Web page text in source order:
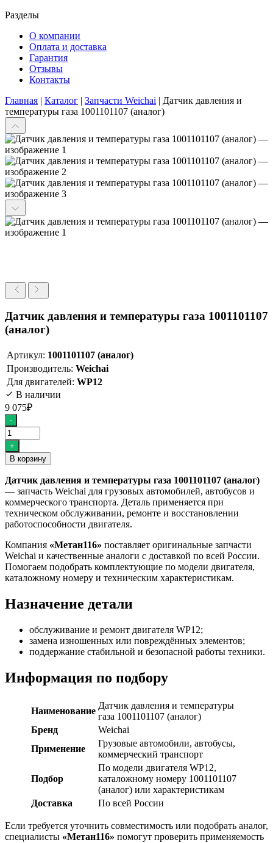
Разделы
О компании
Оплата и доставка
Гарантия
Отзывы
Контакты
Главная | Каталог | Запчасти Weichai | Датчик давления и
температуры газа 1001101107 (аналог)
Датчик давления и температуры газа 1001101107
(аналог)
Артикул: 1001101107 (аналог)
Производитель: Weichai
Для двигателей: WP12
В наличии
9 075₽
Количество
товара
Датчик
давления
и
газа
1001101107
(аналог)
-
+
В корзину
Датчик давления и температуры газа 1001101107 (аналог)
— запчасть Weichai для грузовых автомобилей, автобусов и
коммерческого транспорта. Деталь применяется при
техническом обслуживании, ремонте и восстановлении
работоспособности двигателя.
Компания «Метан116» поставляет оригинальные запчасти
Weichai и качественные аналоги с доставкой по всей России.
Помогаем подобрать комплектующие по модели двигателя,
каталожному номеру и техническим характеристикам.
Назначение детали
обслуживание и ремонт двигателя WP12;
замена изношенных или повреждённых элементов;
поддержание стабильной и безопасной работы техники.
Информация по подбору
Наименование
Датчик давления и температуры
газа 1001101107 (аналог)
Бренд
Weichai
Применение
Грузовые автомобили, автобусы,
коммерческий транспорт
Подбор
По модели двигателя WP12,
каталожному номеру 1001101107
(аналог) или характеристикам
Доставка
По всей России
Если требуется уточнить совместимость или подобрать аналог,
специалисты «Метан116» помогут проверить применяемость